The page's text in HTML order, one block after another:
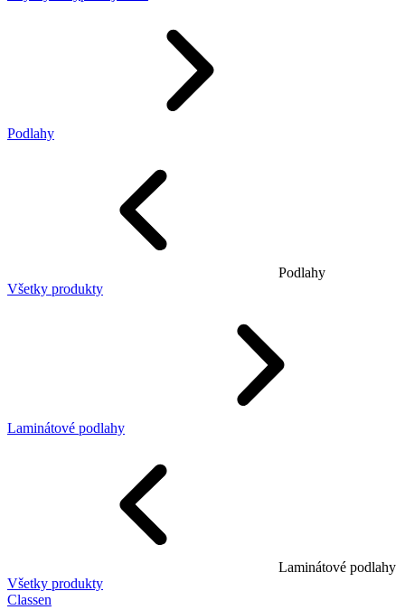
Podlahy
Podlahy
Všetky produkty
Laminátové podlahy
Laminátové podlahy
Všetky produkty
Classen